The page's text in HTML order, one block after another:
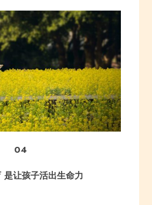
04
是让孩子活出生命力